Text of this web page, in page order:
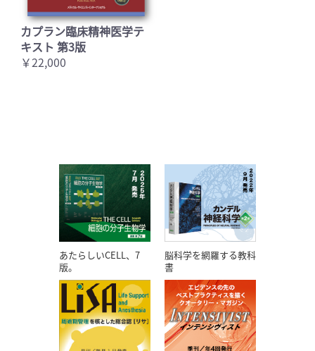
カプラン臨床精神医学テ
キスト 第3版
￥22,000
あたらしいCELL、7
版。
脳科学を網羅する教科
書